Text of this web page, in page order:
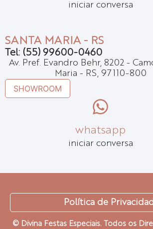
iniciar conversa
SANTA MARIA - RS
Tel: (55) 99600-0460
Av. Pref. Evandro Behr, 8202 -
Maria - RS, 97110-800
SHOWROOM
whatsapp
iniciar conversa
© Divina Festas Especiais. Todos os
Política de